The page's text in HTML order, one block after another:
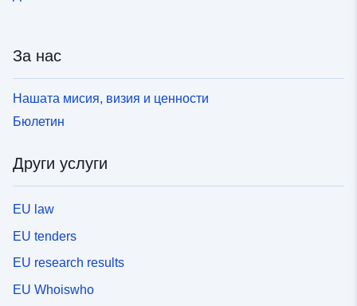
като зони на АС. Има два вида зони на АС:
райони на общината, независимо дали са
икономическия потенциал на земеделската земя.
Площите на общината, оборудвани или не, могат да
бъдат защитени поради качеството на териториите,
или екологична гледна точка, съществуването на
горско стопанство или природата им като природни
определени границите: области, в които могат да се
извършват възможности за прехвърляне на правото
За нас
Нашата мисия, визия и ценности
Бюлетин
Други услуги
EU law
EU tenders
EU research results
EU Whoiswho